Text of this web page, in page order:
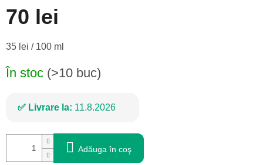
70 lei
Evaluare
35 lei / 100 ml
În stoc (>10 buc)
Livrare la: 11.8.2026
Adăuga în coş